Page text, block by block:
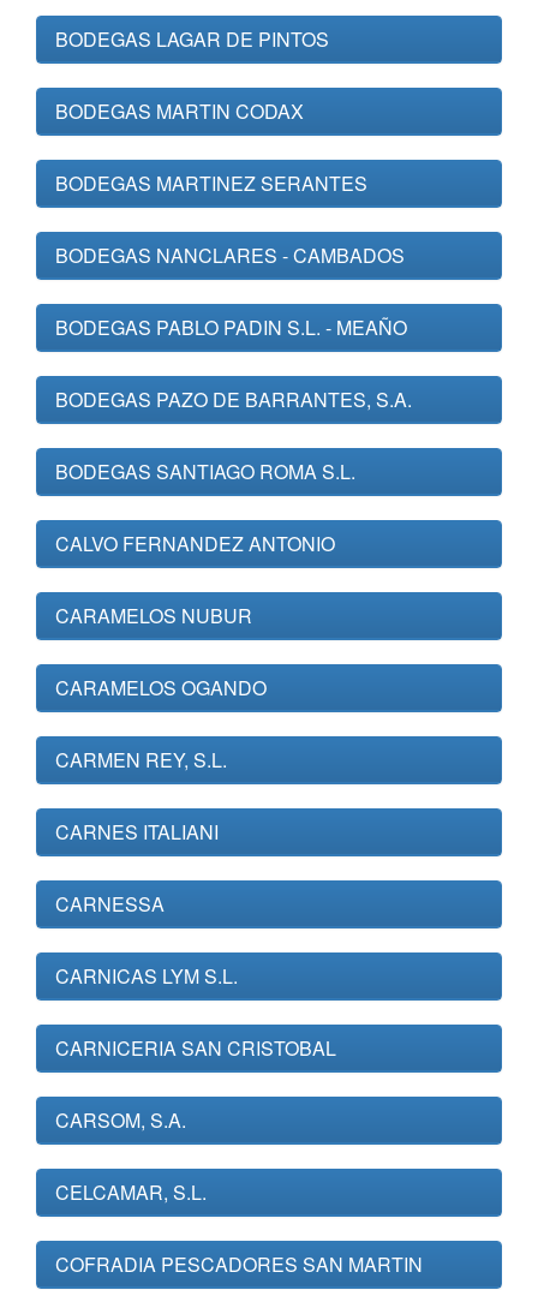
BODEGAS LAGAR DE PINTOS
BODEGAS MARTIN CODAX
BODEGAS MARTINEZ SERANTES
BODEGAS NANCLARES - CAMBADOS
BODEGAS PABLO PADIN S.L. - MEAÑO
BODEGAS PAZO DE BARRANTES, S.A.
BODEGAS SANTIAGO ROMA S.L.
CALVO FERNANDEZ ANTONIO
CARAMELOS NUBUR
CARAMELOS OGANDO
CARMEN REY, S.L.
CARNES ITALIANI
CARNESSA
CARNICAS LYM S.L.
CARNICERIA SAN CRISTOBAL
CARSOM, S.A.
CELCAMAR, S.L.
COFRADIA PESCADORES SAN MARTIN